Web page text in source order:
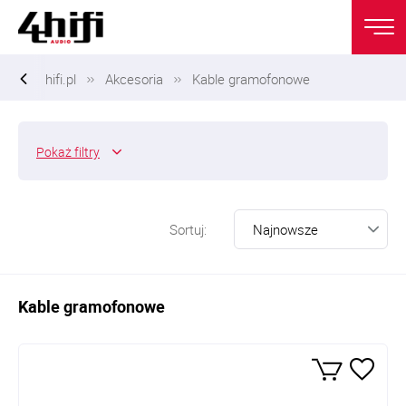
hifi.pl Akcesoria Kable gramofonowe
Pokażfiltry
Sortuj:
Kable gramofonowe